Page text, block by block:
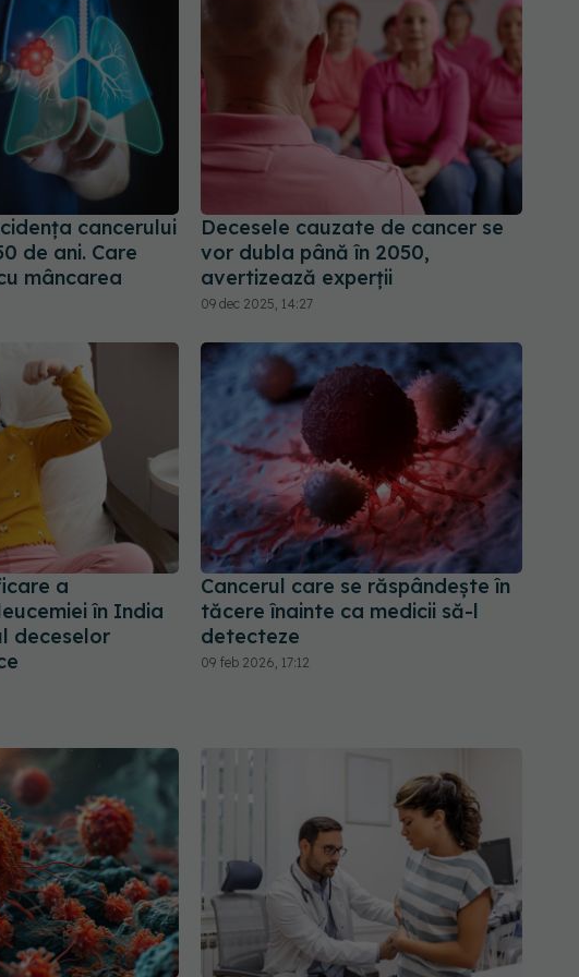
cancerului
de ani. Care
mâncarea
Decesele cauzate de cancer se
vor dubla până în 2050,
avertizează experții
09 dec 2025, 14:27
a
în India
deceselor
Cancerul care se răspândește în
tăcere înainte ca medicii să-l
detecteze
09 feb 2026, 17:12